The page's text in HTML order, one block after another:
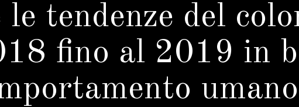
tendenze del
fino al 2019 in
umano